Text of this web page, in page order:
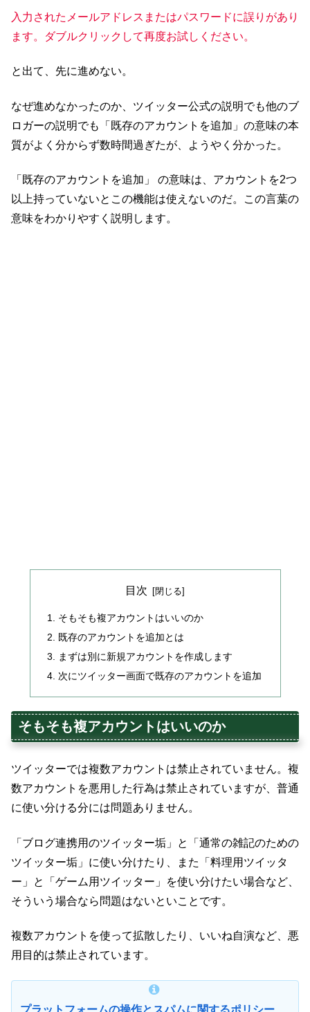
入力されたメールアドレスまたはパスワードに誤りがあり
ます。ダブルクリックして再度お試しください。
と出て、先に進めない。
なぜ進めなかったのか、ツイッター公式の説明でも他のブ
ロガーの説明でも「既存のアカウントを追加」の意味の本
質がよく分からず数時間過ぎたが、ようやく分かった。
「既存のアカウントを追加」 の意味は、アカウントを2つ
以上持っていないとこの機能は使えないのだ。この言葉の
意味をわかりやすく説明します。
目次
そもそも複アカウントはいいのか
既存のアカウントを追加とは
まずは別に新規アカウントを作成します
次にツイッター画面で既存のアカウントを追加
そもそも複アカウントはいいのか
ツイッターでは複数アカウントは禁止されていません。複
数アカウントを悪用した行為は禁止されていますが、普通
に使い分ける分には問題ありません。
「ブログ連携用のツイッター垢」と「通常の雑記のための
ツイッター垢」に使い分けたり、また「料理用ツイッタ
ー」と「ゲーム用ツイッター」を使い分けたい場合など、
そういう場合なら問題はないといことです。
複数アカウントを使って拡散したり、いいね自演など、悪
用目的は禁止されています。